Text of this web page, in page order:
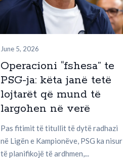
June 5, 2026
Operacioni “fshesa” te
PSG-ja: këta janë tetë
lojtarët që mund të
largohen në verë
Pas fitimit të titullit të dytë radhazi
në Ligën e Kampionëve, PSG ka nisur
të planifikojë të ardhmen,...